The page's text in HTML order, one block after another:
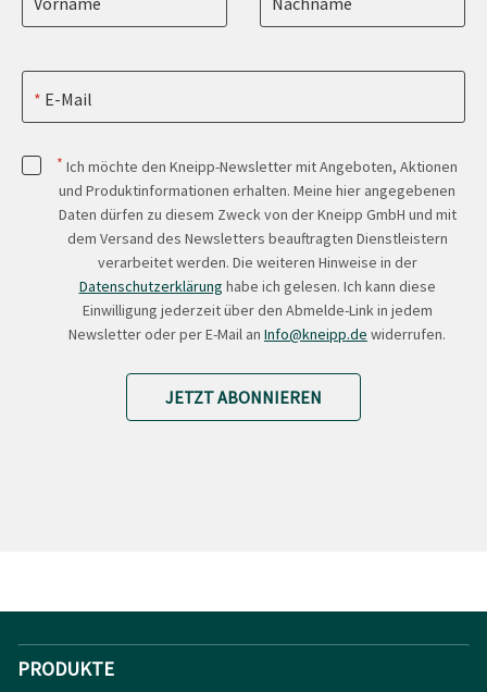
E-Mail
* Ich möchte den Kneipp-Newsletter mit Angeboten, Aktionen
und Produktinformationen erhalten. Meine hier angegebenen
Daten dürfen zu diesem Zweck von der Kneipp GmbH und mit
dem Versand des Newsletters beauftragten Dienstleistern
verarbeitet werden. Die weiteren Hinweise in der
Datenschutzerklärung habe ich gelesen. Ich kann diese
Einwilligung jederzeit über den Abmelde-Link in jedem
Newsletter oder per E-Mail an Info@kneipp.de widerrufen.
JETZT ABONNIEREN
PRODUKTE